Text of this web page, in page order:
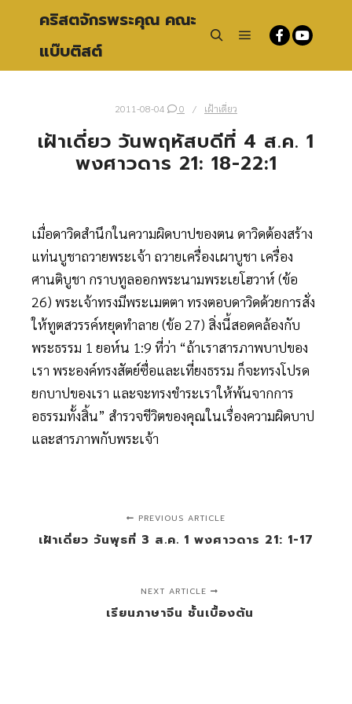
คริสตจักรพระคุณ คณะ
แบ๊บติสต์
2011-08-04 0 เฝ้าเดี่ยว
เฝ้าเดี่ยว วันพฤหัสบดีที่ 4 ส.ค. 1
พงศาวดาร 21: 18-22:1
เมื่อดาวิดสำนึกในความผิดบาปของตน ดาวิดต้องสร้าง
แท่นบูชาถวายพระเจ้า ถวายเครื่องเผาบูชา เครื่อง
ศานติบูชา กราบทูลออกพระนามพระเยโฮวาห์ (ข้อ
26) พระเจ้าทรงมีพระเมตตา ทรงตอบดาวิดด้วยการสั่ง
ให้ทูตสวรรค์หยุดทำลาย (ข้อ 27) สิ่งนี้สอดคล้องกับ
พระธรรม 1 ยอห์น 1:9 ที่ว่า “ถ้าเราสารภาพบาปของ
เรา พระองค์ทรงสัตย์ซื่อและเที่ยงธรรม ก็จะทรงโปรด
ยกบาปของเรา และจะทรงชำระเราให้พ้นจากการ
อธรรมทั้งสิ้น” สำรวจชีวิตของคุณในเรื่องความผิดบาป
และสารภาพกับพระเจ้า
PREVIOUS ARTICLE
เฝ้าเดี่ยว วันพุธที่ 3 ส.ค. 1 พงศาวดาร 21: 1-17
NEXT ARTICLE
เรียนภาษาจีน ชั้นเบื้องต้น